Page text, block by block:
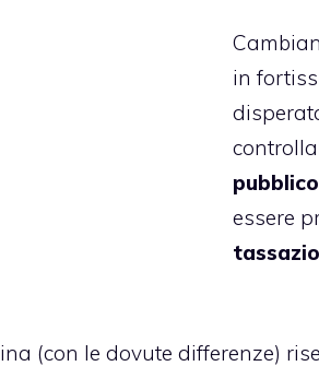
in
pubblico
essere
(con le dovute differenze)